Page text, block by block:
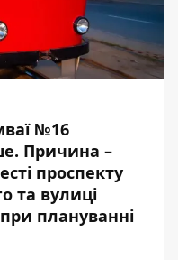
№16
Причина –
проспекту
та вулиці
при плануванні